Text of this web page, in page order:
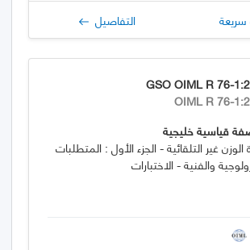
سريعة التفاصيل
GSO OIML R 76-
OIML R 76-
قياسية خليجية
الوزن غير التلقائية - الجزء الأول : المتطلبات
والفنية - الاختبارات